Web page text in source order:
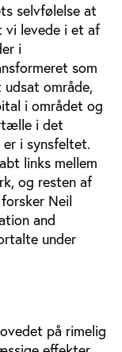
selvfølelse at
vi levede i et af
i
som
område,
i området og
i det
i synsfeltet.
links mellem
og resten af
Neil
and
under
på rimelig